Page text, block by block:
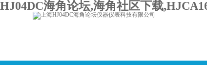
HJ04DC海角论坛,海角社区下载